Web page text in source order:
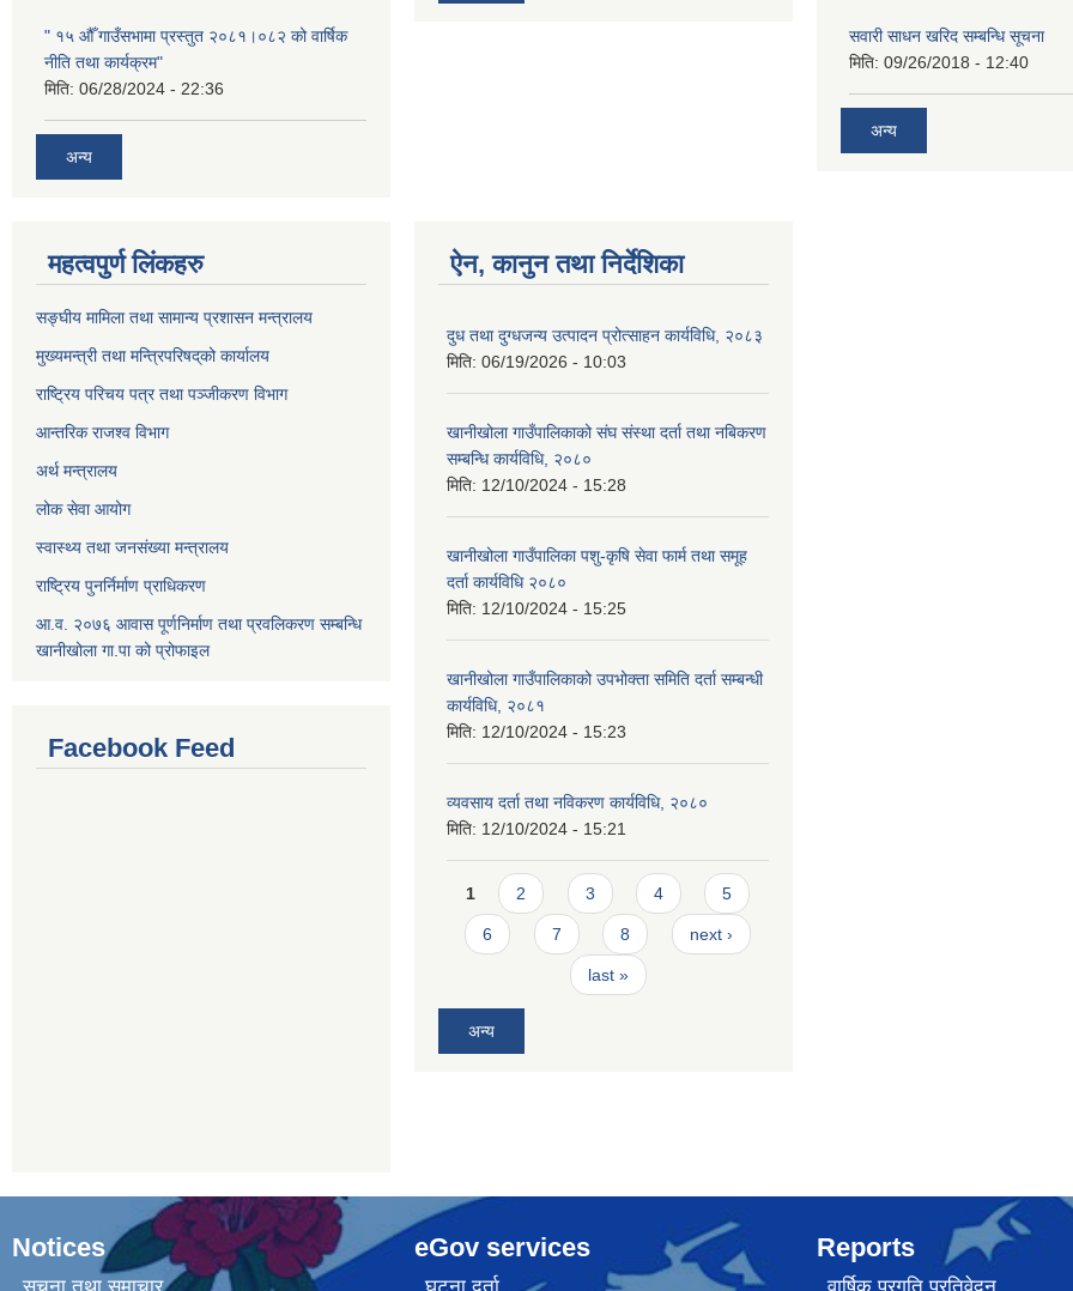
" १५ औँ गाउँसभामा प्रस्तुत २०८१।०८२ को वार्षिक
नीति तथा कार्यक्रम"
मिति: 06/28/2024 - 22:36
अन्य
सवारी साधन खरिद सम्बन्धि सूचना
मिति: 09/26/2018 - 12:40
अन्य
महत्वपुर्ण लिंकहरु
सङ्घीय मामिला तथा सामान्य प्रशासन मन्त्रालय
मुख्यमन्त्री तथा मन्त्रिपरिषद्‌को कार्यालय
राष्ट्रिय परिचय पत्र तथा पञ्जीकरण विभाग
आन्तरिक राजश्व विभाग
अर्थ मन्त्रालय
लोक सेवा आयोग
स्वास्थ्य तथा जनसंख्या मन्त्रालय
राष्ट्रिय पुनर्निर्माण प्राधिकरण
आ.व. २०७६ आवास पूर्णनिर्माण तथा प्रवलिकरण सम्बन्धि
खानीखोला गा.पा को प्रोफाइल
Facebook Feed
ऐन, कानुन तथा निर्देशिका
दुध तथा दुग्धजन्य उत्पादन प्रोत्साहन कार्यविधि, २०८३
मिति: 06/19/2026 - 10:03
खानीखोला गाउँपालिकाको संघ संस्था दर्ता तथा नबिकरण
सम्बन्धि कार्यविधि, २०८०
मिति: 12/10/2024 - 15:28
खानीखोला गाउँपालिका पशु-कृषि सेवा फार्म तथा समूह
दर्ता कार्यविधि २०८०
मिति: 12/10/2024 - 15:25
खानीखोला गाउँपालिकाको उपभोक्ता समिति दर्ता सम्बन्धी
कार्यविधि, २०८१
मिति: 12/10/2024 - 15:23
व्यवसाय दर्ता तथा नविकरण कार्यविधि, २०८०
मिति: 12/10/2024 - 15:21
Pages
1 2 3 4 5
6 7 8 next ›
last »
अन्य
Notices eGov services Reports